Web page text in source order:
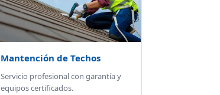
Mantención de Techos
Servicio profesional con garantía y
equipos certificados.